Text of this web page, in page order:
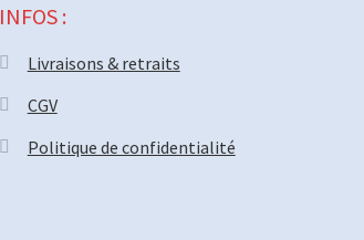
INFOS :
Livraisons & retraits
CGV
Politique de confidentialité